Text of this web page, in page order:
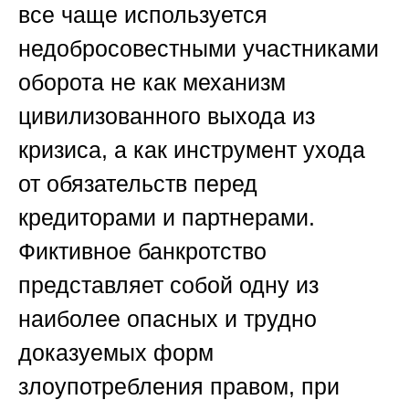
все чаще используется
недобросовестными участниками
оборота не как механизм
цивилизованного выхода из
кризиса, а как инструмент ухода
от обязательств перед
кредиторами и партнерами.
Фиктивное банкротство
представляет собой одну из
наиболее опасных и трудно
доказуемых форм
злоупотребления правом, при